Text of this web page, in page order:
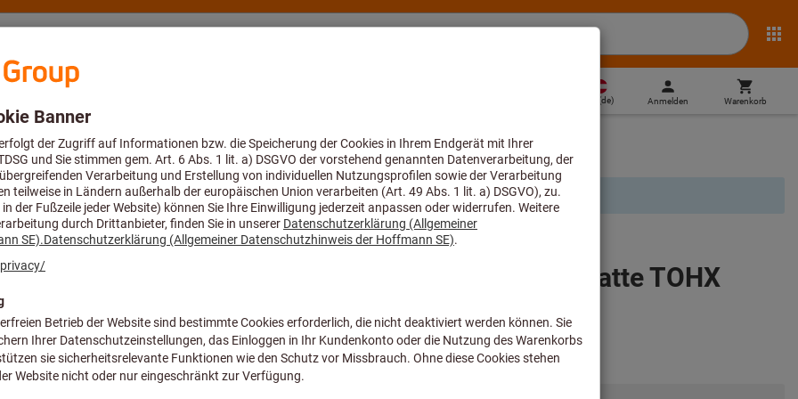
Beratung und Support
(de) Anmelden Warenkorb
& Plandrehwerkzeuge Wendeschneidplatten für Längsdrehwerkzeuge & Plandrehwerkzeuge
Auf diesen Artikelpreis wurde ein Rohstoffzuschlag erhoben.
KOMET® Dreh-Wendeschneidplatte TOHX
140305, neutral
Artikel-Nr.:268888 P25M